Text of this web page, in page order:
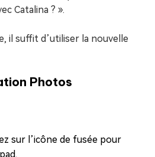
Catalina ? ».
il suffit d’utiliser la nouvelle
Photos
sur l’icône de fusée pour